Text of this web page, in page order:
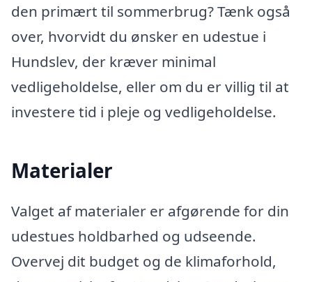
den primært til sommerbrug? Tænk også
over, hvorvidt du ønsker en udestue i
Hundslev, der kræver minimal
vedligeholdelse, eller om du er villig til at
investere tid i pleje og vedligeholdelse.
Materialer
Valget af materialer er afgørende for din
udestues holdbarhed og udseende.
Overvej dit budget og de klimaforhold,